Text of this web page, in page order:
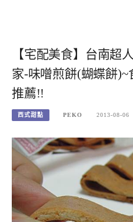
【宅配美食】台南超
家-味噌煎餅(蝴蝶餅
推薦!!
西式甜點 PEKO 2013-08-06